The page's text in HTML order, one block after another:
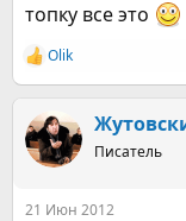
топку все это
Р
е
к
ц
и
Olik
Писатель
21 Июн 2012